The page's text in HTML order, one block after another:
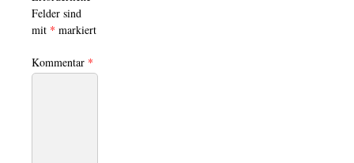
Felder sind
mit * markiert
Kommentar *